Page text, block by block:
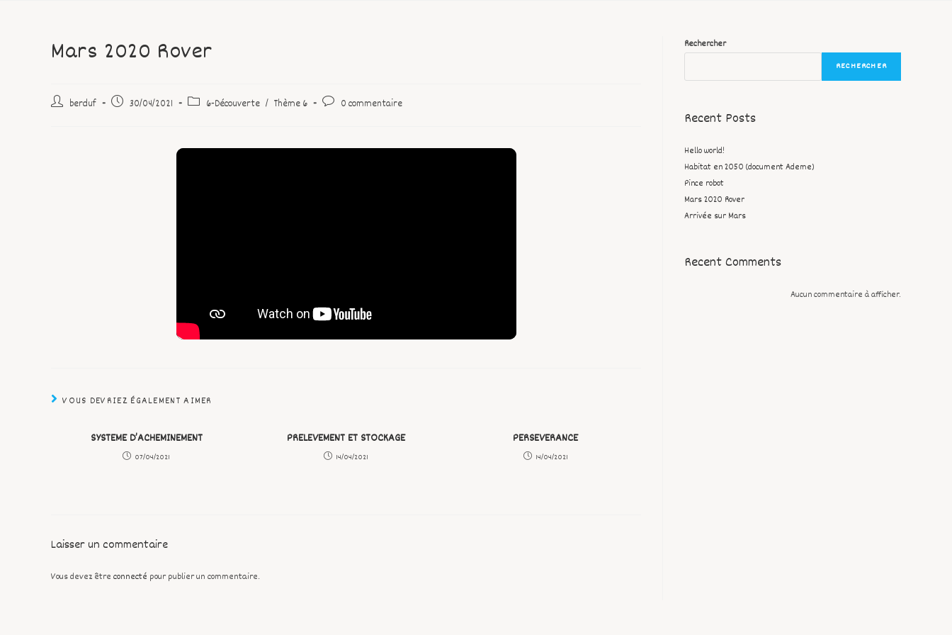
Mars 2020 Rover
berduf 30/04/2021 6-Découverte / Thème 6 0 commentaire
VOUS DEVRIEZ ÉGALEMENT AIMER
SYSTEME D’ACHEMINEMENT
07/04/2021
PRELEVEMENT ET STOCKAGE
14/04/2021
PERSEVERANCE
14/04/2021
Laisser un commentaire
Vous devez être connecté pour publier un commentaire.
Rechercher
RECHERCHER
Recent Posts
Hello world!
Habitat en 2050 (document Ademe)
Pince robot
Mars 2020 Rover
Arrivée sur Mars
Recent Comments
Aucun commentaire à afficher.